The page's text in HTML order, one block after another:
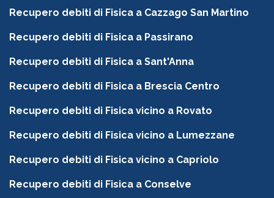
Recupero debiti di Fisica a Cazzago San Martino
Recupero debiti di Fisica a Passirano
Recupero debiti di Fisica a Sant'Anna
Recupero debiti di Fisica a Brescia Centro
Recupero debiti di Fisica vicino a Rovato
Recupero debiti di Fisica vicino a Lumezzane
Recupero debiti di Fisica vicino a Capriolo
Recupero debiti di Fisica a Conselve